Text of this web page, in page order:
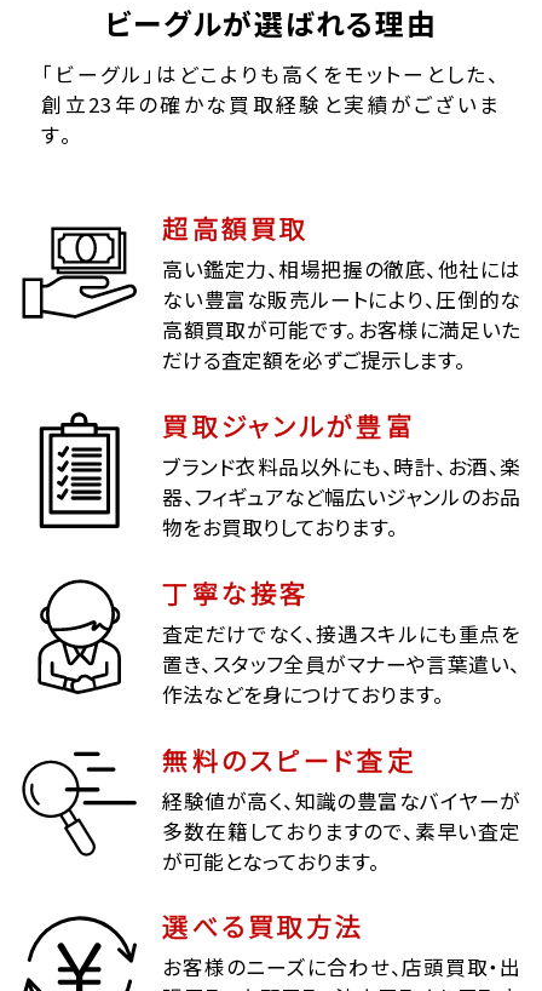
ビーグルが選ばれる理由
「ビーグル」はどこよりも高くをモットーとした、
創立23年の確かな買取経験と実績がございま
す。
超高額買取
高い鑑定力、相場把握の徹底、他社には
ない豊富な販売ルートにより、圧倒的な
高額買取が可能です。お客様に満足いた
だける査定額を必ずご提示します。
買取ジャンルが豊富
ブランド衣料品以外にも、時計、お酒、楽
器、フィギュアなど幅広いジャンルのお品
物をお買取りしております。
丁寧な接客
査定だけでなく、接遇スキルにも重点を
置き、スタッフ全員がマナーや言葉遣い、
作法などを身につけております。
無料のスピード査定
経験値が高く、知識の豊富なバイヤーが
多数在籍しておりますので、素早い査定
が可能となっております。
選べる買取方法
お客様のニーズに合わせ、店頭買取・出